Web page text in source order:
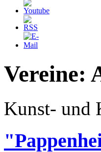
Vereine:
Kunst- und